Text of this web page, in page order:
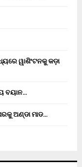
ୱାଶିଂଟନକୁ କଡ଼ା
ବୟାନ…
ଅଣ୍ଡା ମାଡ…